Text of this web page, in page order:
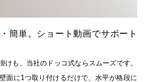
簡単。ショート動画でサポート
けも、当社のドッコ式ならスムーズです。
面に1つ取り付けるだけで、水平が格段に